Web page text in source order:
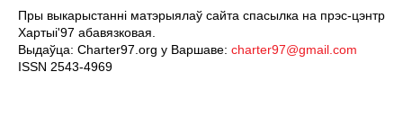
Пры выкарыстанні матэрыялаў сайта спасылка на прэс-цэнтр
Хартыi'97 абавязковая.
Выдаўца: Charter97.org у Варшаве: charter97@gmail.com
ISSN 2543-4969